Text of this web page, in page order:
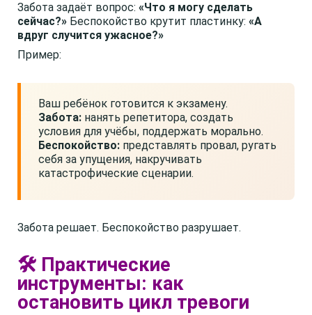
Забота задаёт вопрос: «Что я могу сделать
сейчас?» Беспокойство крутит пластинку: «А
вдруг случится ужасное?»
Пример:
Ваш ребёнок готовится к экзамену.
Забота: нанять репетитора, создать
условия для учёбы, поддержать морально.
Беспокойство: представлять провал, ругать
себя за упущения, накручивать
катастрофические сценарии.
Забота решает. Беспокойство разрушает.
🛠️ Практические
инструменты: как
остановить цикл тревоги